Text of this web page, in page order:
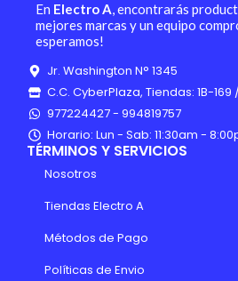
En Electro A, encontrarás
mejores marcas y un equipo
esperamos!
Jr. Washington N° 1345
C.C. CyberPlaza, Tiendas: 1B-169 /
977224427 - 994819757
Horario: Lun - Sab: 11:30am -
TÉRMINOS Y SERVICIOS
Nosotros
Tiendas Electro A
Métodos de Pago
Políticas de Envio